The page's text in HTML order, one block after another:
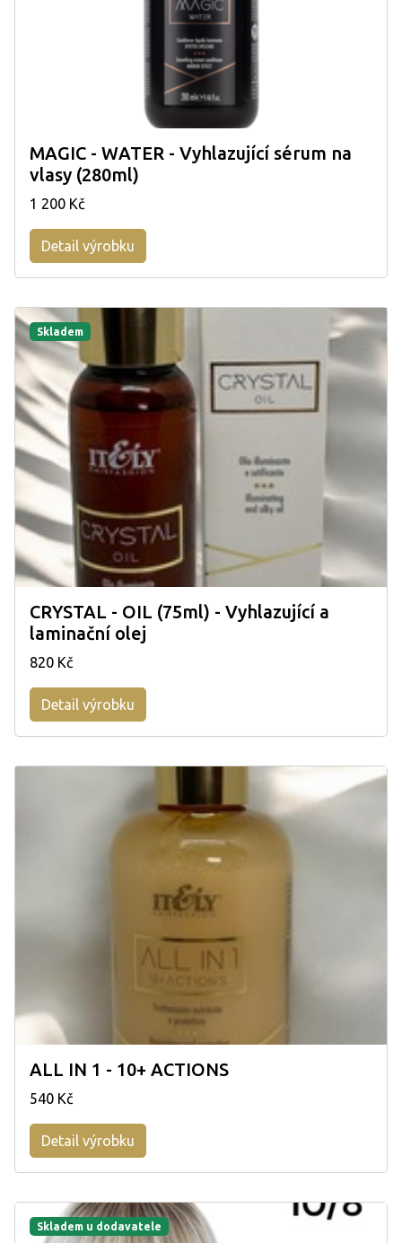
MAGIC - WATER - Vyhlazující sérum na
vlasy (280ml)
1 200 Kč
Detail výrobku
Skladem
CRYSTAL - OIL (75ml) - Vyhlazující a
laminační olej
820 Kč
Detail výrobku
ALL IN 1 - 10+ ACTIONS
540 Kč
Detail výrobku
Skladem u dodavatele